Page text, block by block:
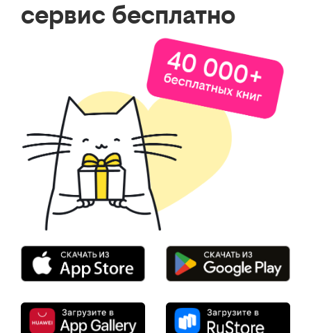
сервис бесплатно